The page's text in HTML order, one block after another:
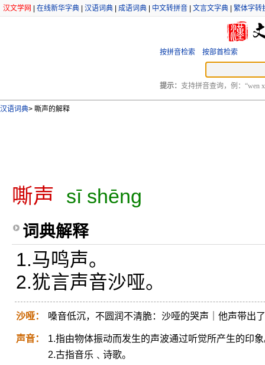
汉文学网 在线新华字典 汉语词典 成语词典 中文转拼音 文言文字典 繁体字转
按拼音检索 按部首检索
提示： 支持拼音查询，例：“wen
汉语词典> 嘶声的解释
嘶声 sī shēng
词典解释
1.马鸣声。
2.犹言声音沙哑。
沙哑： 嗓音低沉，不圆润不清脆：沙哑的哭声｜他声带出
声音：
1.指由物体振动而发生的声波通过听觉所产生的印
2.古指音乐﹑诗歌。